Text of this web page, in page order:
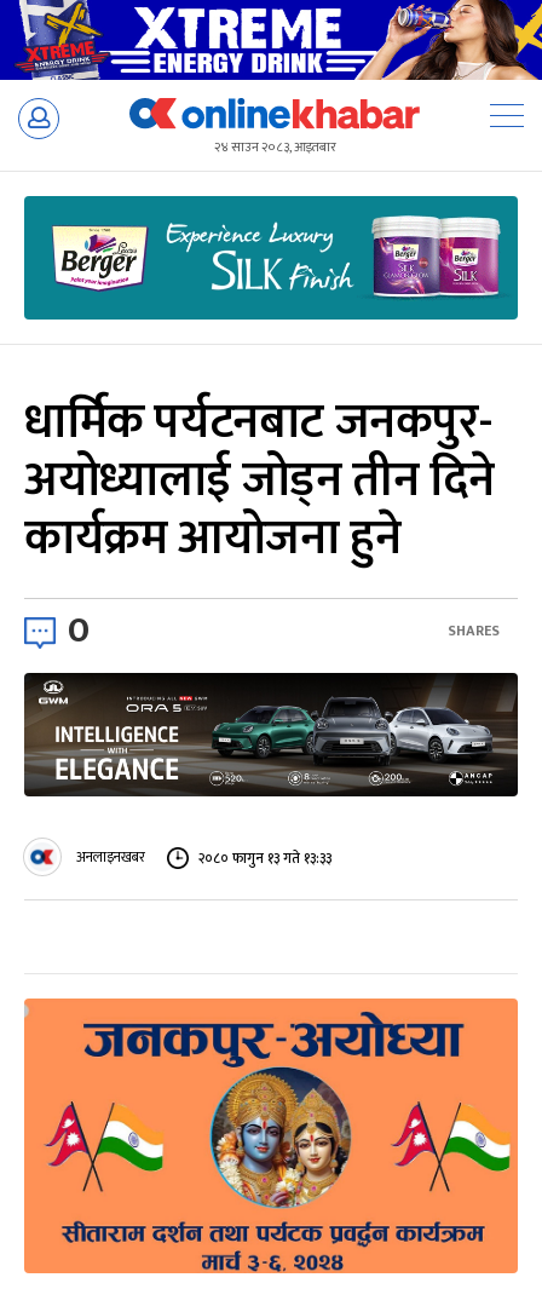
Skip
२४ साउन २०८३, आइतबार
धार्मिक पर्यटनबाट जनकपुर-
अयोध्यालाई जोड्न तीन दिने
कार्यक्रम आयोजना हुने
0 SHARES
अनलाइनखबर २०८० फागुन १३ गते १३:३३